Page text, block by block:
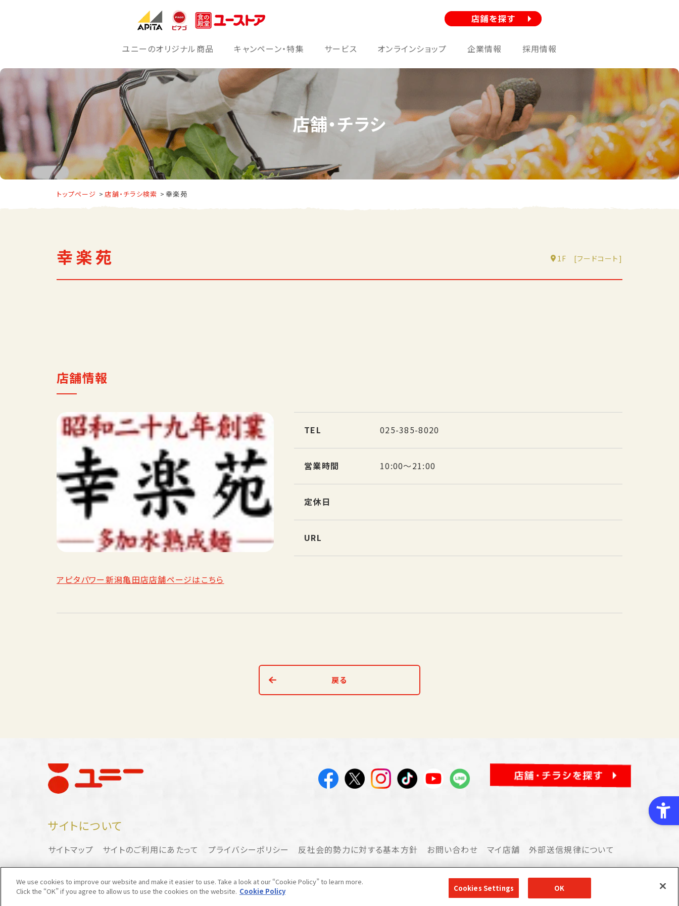
ユニーのオリジナル商品 キャンペーン・特集 サービス オンラインショップ 企業情報 採用情報
店舗・チラシ
トップページ 店舗・チラシ検索 幸楽苑
1F [フードコート]
幸楽苑
店舗情報
TEL 025-385-8020
営業時間 10:00～21:00
定休日
URL
アピタパワー新潟亀田店店舗ページはこちら
戻る
サイトについて
サイトマップ サイトのご利用にあたって プライバシーポリシー 反社会的勢力に対する基本方針 お問い合わせ マイ店舗 外部送信規律について
2020-2026 © UNY Co.,Ltd
We use cookies to improve our website and make it easier to use. Take a look at our “Cookie Policy” to learn more.
Click the “OK” if you agree to allow us to use the cookies on the website. Cookie Policy Cookies Settings OK